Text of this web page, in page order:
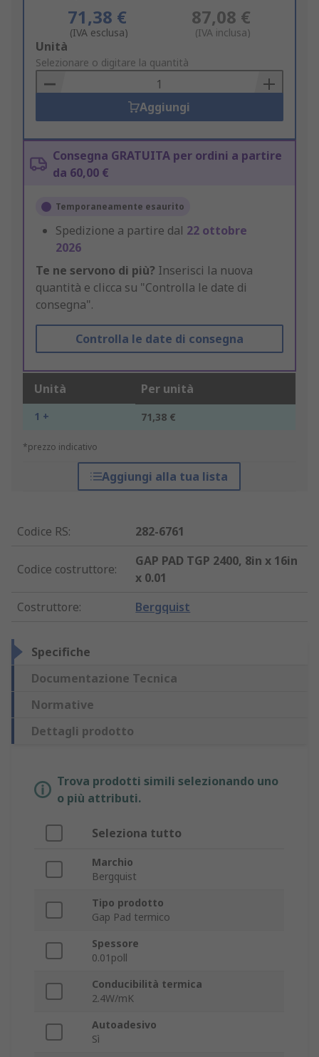
71,38 €
(IVA esclusa)
87,08 €
(IVA inclusa)
Add
to
Basket
Unità
Selezionare o digitare la quantità
Aggiungi
Consegna GRATUITA per ordini a partire
da 60,00 €
Temporaneamente esaurito
Spedizione a partire dal 22 ottobre
2026
Te ne servono di più? Inserisci la nuova
quantità e clicca su "Controlla le date di
consegna".
Controlla le date di consegna
Unità Per unità
1 + 71,38 €
*prezzo indicativo
Aggiungi alla tua lista
Codice RS: 282-6761
Codice costruttore:
GAP PAD TGP 2400, 8in x 16in
x 0.01
Costruttore: Bergquist
Specifiche
Documentazione Tecnica
Normative
Dettagli prodotto
Trova prodotti simili selezionando uno
o più attributi.
Seleziona tutto
Marchio
Bergquist
Tipo prodotto
Gap Pad termico
Spessore
0.01poll
Conducibilità termica
2.4W/mK
Autoadesivo
Sì